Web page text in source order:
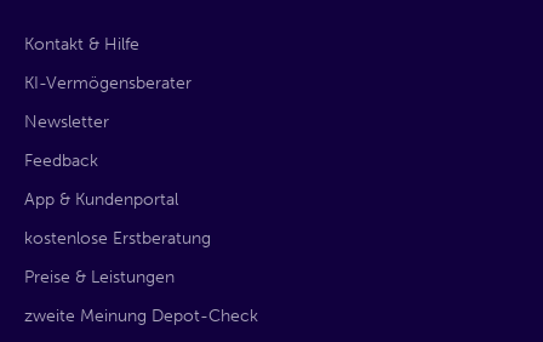
Kontakt & Hilfe
KI-Vermögensberater
Newsletter
Feedback
App & Kundenportal
kostenlose Erstberatung
Preise & Leistungen
zweite Meinung Depot-Check